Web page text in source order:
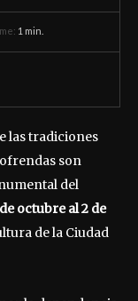
1 min.
las tradiciones
son
del
octubre al 2 de
de la Ciudad